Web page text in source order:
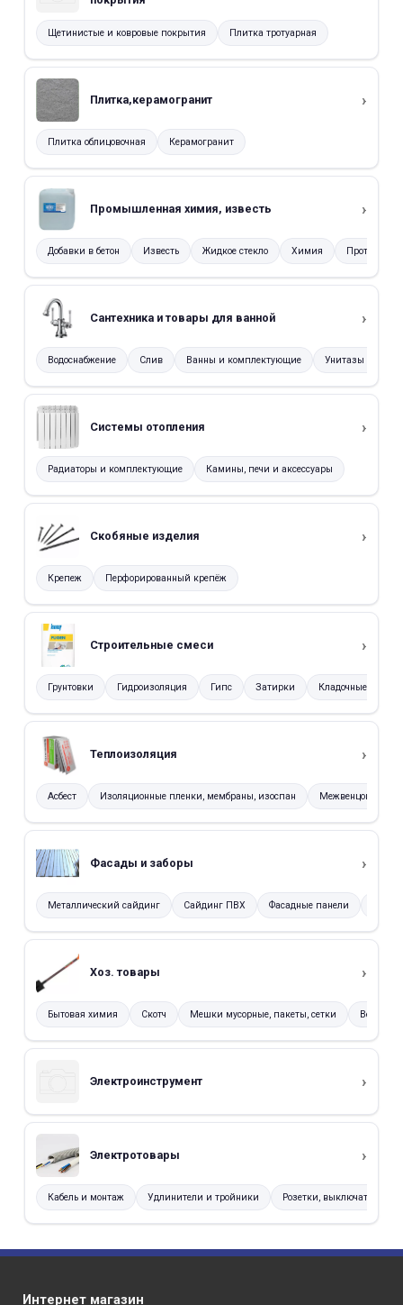
Щетинистые и ковровые покрытия Плитка тротуарная
Плитка,керамогранит
Плитка облицовочная Керамогранит
Промышленная химия, известь
Добавки в бетон Известь Жидкое стекло Химия
Сантехника и товары для ванной
Водоснабжение Слив Ванны и комплектующие Унитазы и
Системы отопления
Радиаторы и комплектующие Камины, печи и аксессуары
Скобяные изделия
Крепеж Перфорированный крепёж
Строительные смеси
Грунтовки Гидроизоляция Гипс Затирки Кладочные смеси
Теплоизоляция
Асбест Изоляционные пленки, мембраны, изоспан Межвенцовый
Фасады и заборы
Металлический сайдинг Сайдинг ПВХ Фасадные панели
Хоз. товары
Бытовая химия Скотч Мешки мусорные, пакеты, сетки Ведра,
Электроинструмент
Электротовары
Кабель и монтаж Удлинители и тройники Розетки, выключатели и
Интернет магазин